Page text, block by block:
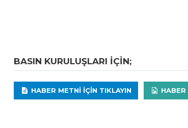
BASIN KURULUŞLARI IÇIN;
HABER METNI IÇIN TIKLAYIN